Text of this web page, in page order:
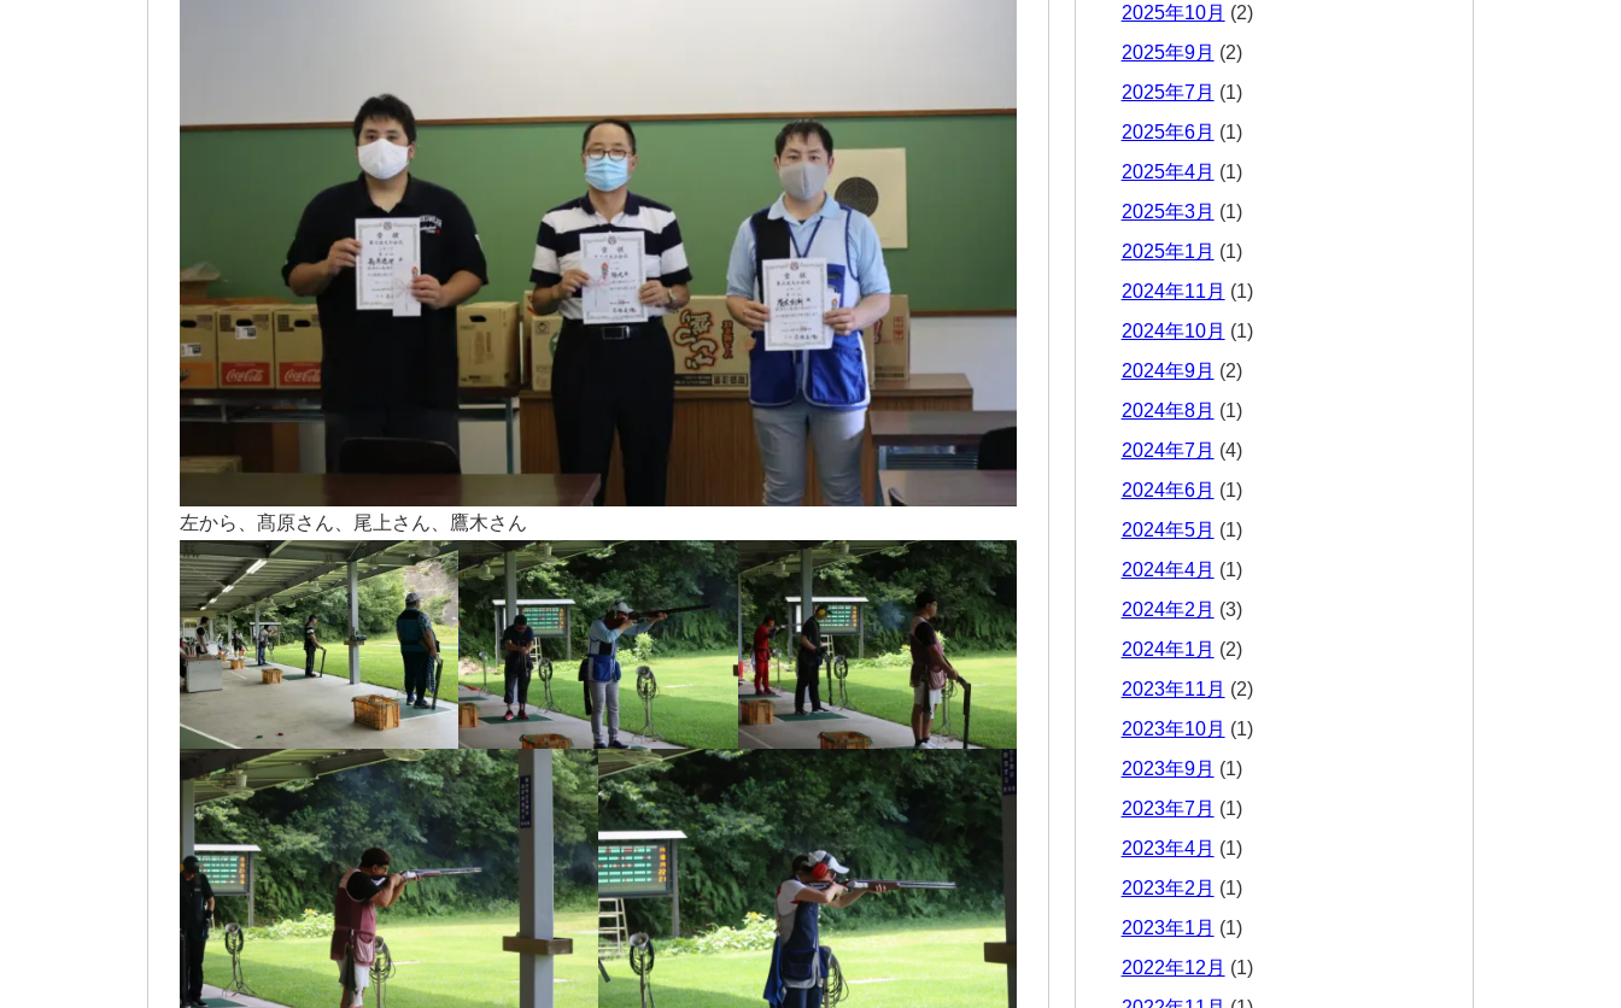
左から、髙原さん、尾上さん、鷹木さん
2025年10月 (2)
2025年9月 (2)
2025年7月 (1)
2025年6月 (1)
2025年4月 (1)
2025年3月 (1)
2025年1月 (1)
2024年11月 (1)
2024年10月 (1)
2024年9月 (2)
2024年8月 (1)
2024年7月 (4)
2024年6月 (1)
2024年5月 (1)
2024年4月 (1)
2024年2月 (3)
2024年1月 (2)
2023年11月 (2)
2023年10月 (1)
2023年9月 (1)
2023年7月 (1)
2023年4月 (1)
2023年2月 (1)
2023年1月 (1)
2022年12月 (1)